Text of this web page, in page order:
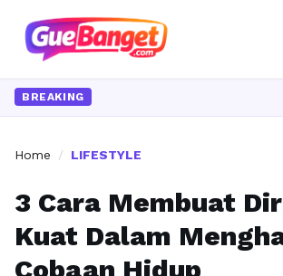
BREAKING
Home / LIFESTYLE
3 Cara Membuat
Kuat Dalam
Cobaan Hidup